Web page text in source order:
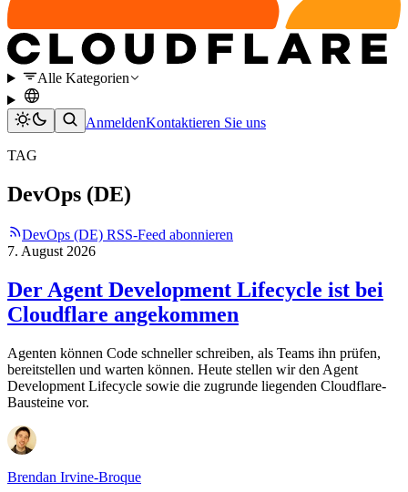
Alle Kategorien
AnmeldenKontaktieren Sie uns
TAG
DevOps (DE)
DevOps (DE) RSS-Feed abonnieren
7. August 2026
Der Agent Development Lifecycle ist bei
Cloudflare angekommen
Agenten können Code schneller schreiben, als Teams ihn prüfen,
bereitstellen und warten können. Heute stellen wir den Agent
Development Lifecycle sowie die zugrunde liegenden Cloudflare-
Bausteine vor.
Brendan Irvine-Broque